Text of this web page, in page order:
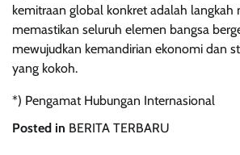
kemitraan global konkret adalah langkah
memastikan seluruh elemen bangsa
mewujudkan kemandirian ekonomi dan
yang kokoh.
*) Pengamat Hubungan Internasional
Posted in BERITA TERBARU